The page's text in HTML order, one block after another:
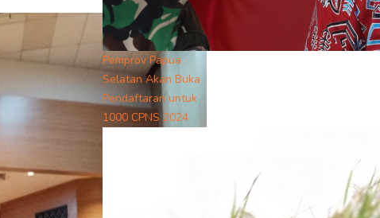
Pemprov Papua
Selatan Akan Buka
Pendaftaran untuk
1000 CPNS 2024